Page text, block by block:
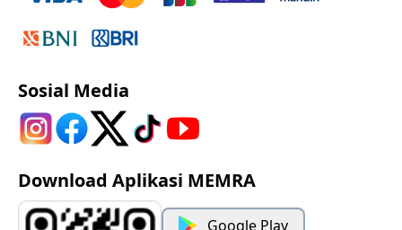
Sosial Media
Download Aplikasi MEMRA
Google Play